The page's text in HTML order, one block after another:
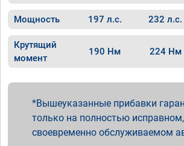
Мощность 197 л.с. 232 л.с.
Крутящий
момент
190 Нм 224 Нм
Вышеуказанные прибавки
только на полностью исправном,
своевременно обслуживаемом